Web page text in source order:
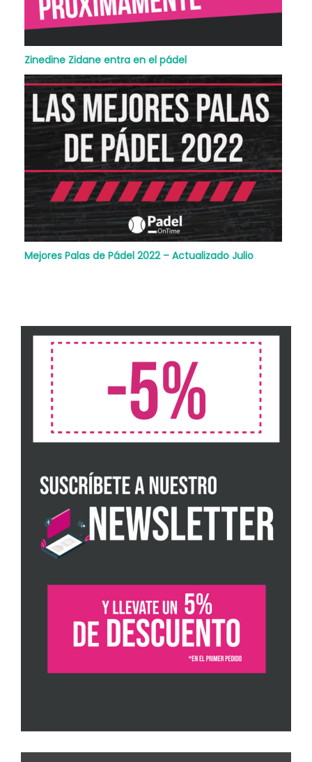
Zinedine Zidane entra en el pádel
Mejores Palas de Pádel 2022 – Actualizado Julio